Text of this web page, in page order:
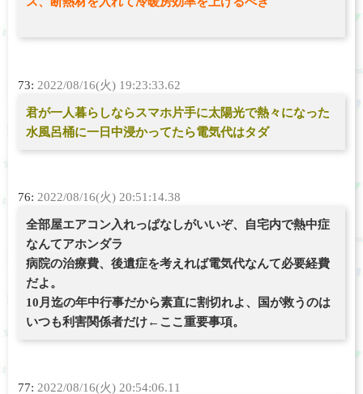
73: 2022/08/16(火) 19:23:33.62
君が一人暮らしならスマホ片手に太陽光で熱々になった
水風呂桶に一日中浸かってたら電気代はタダ
76: 2022/08/16(火) 20:51:14.38
全部屋エアコン入れっぱなしがいいぞ、自宅内で熱中症
なんてアホンダラ
病院の治療費、後遺症を考えれば電気代なんて必要経費
だよ。
10月迄の年中行事だから素直に割切れよ、国が救うのは
いつも利害関係者だけ←ここ重要事項。
77: 2022/08/16(火) 20:54:06.11